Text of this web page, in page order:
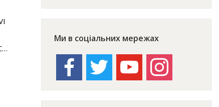
Ми в соціальних мережах
facebook twitter youtube instagram